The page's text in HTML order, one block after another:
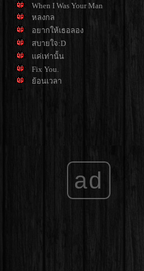
When I Was Your Man
หลงกล
อยากให้เธอลอง
สบายใจ:D
ค่เท่านั้น
Fix You.
้อนเวลา
ad